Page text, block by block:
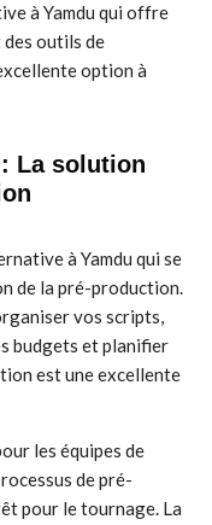
à Yamdu qui offre
outils de
option à
La solution
à Yamdu qui se
de la pré-production.
vos scripts,
budgets et planifier
est une excellente
les équipes de
de pré-
pour le tournage. La